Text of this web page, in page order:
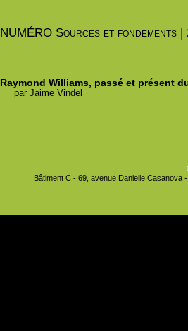
NUMÉRO Sources et fondements |
Raymond Williams, passé et présent
parJaime Vindel
Bâtiment C - 69, avenue Danielle